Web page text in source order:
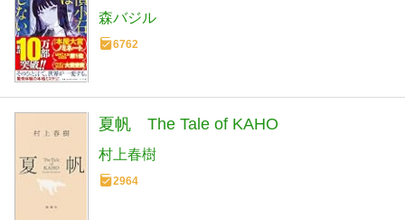
森バジル
6762
夏帆 The Tale of KAHO
村上春樹
2964